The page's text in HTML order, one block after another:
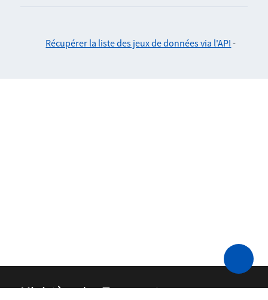
Récupérer la liste des jeux de données via l'API -
Ministère des Transports